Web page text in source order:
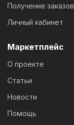
Получение заказов
Личный кабинет
Маркетплейс
О проекте
Статьи
Новости
Помощь